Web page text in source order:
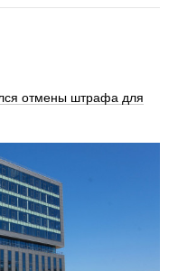
отмены штрафа для